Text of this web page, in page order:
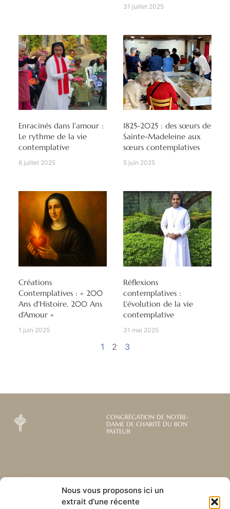
Nous vous proposons ici un
extrait d'une récente
31 juillet 2025
Enracinés dans l'amour :
Le rythme de la vie
contemplative
6 juillet 2025
1825-2025 : des sœurs de
Sainte-Madeleine aux
sœurs contemplatives
5 juin 2025
Créations
Contemplatives : « 200
Ans d'Histoire, 200 Ans
d'Amour »
1 juin 2025
Réflexions
contemplatives :
L'évolution de la vie
contemplative
31 mai 2025
1 2 3
CONGRÉGATION DE NOTRE-
DAME DE CHARITÉ DU BON
PASTEUR
Abonnez-vous à notre
newsletter mensuelle
Liens utiles